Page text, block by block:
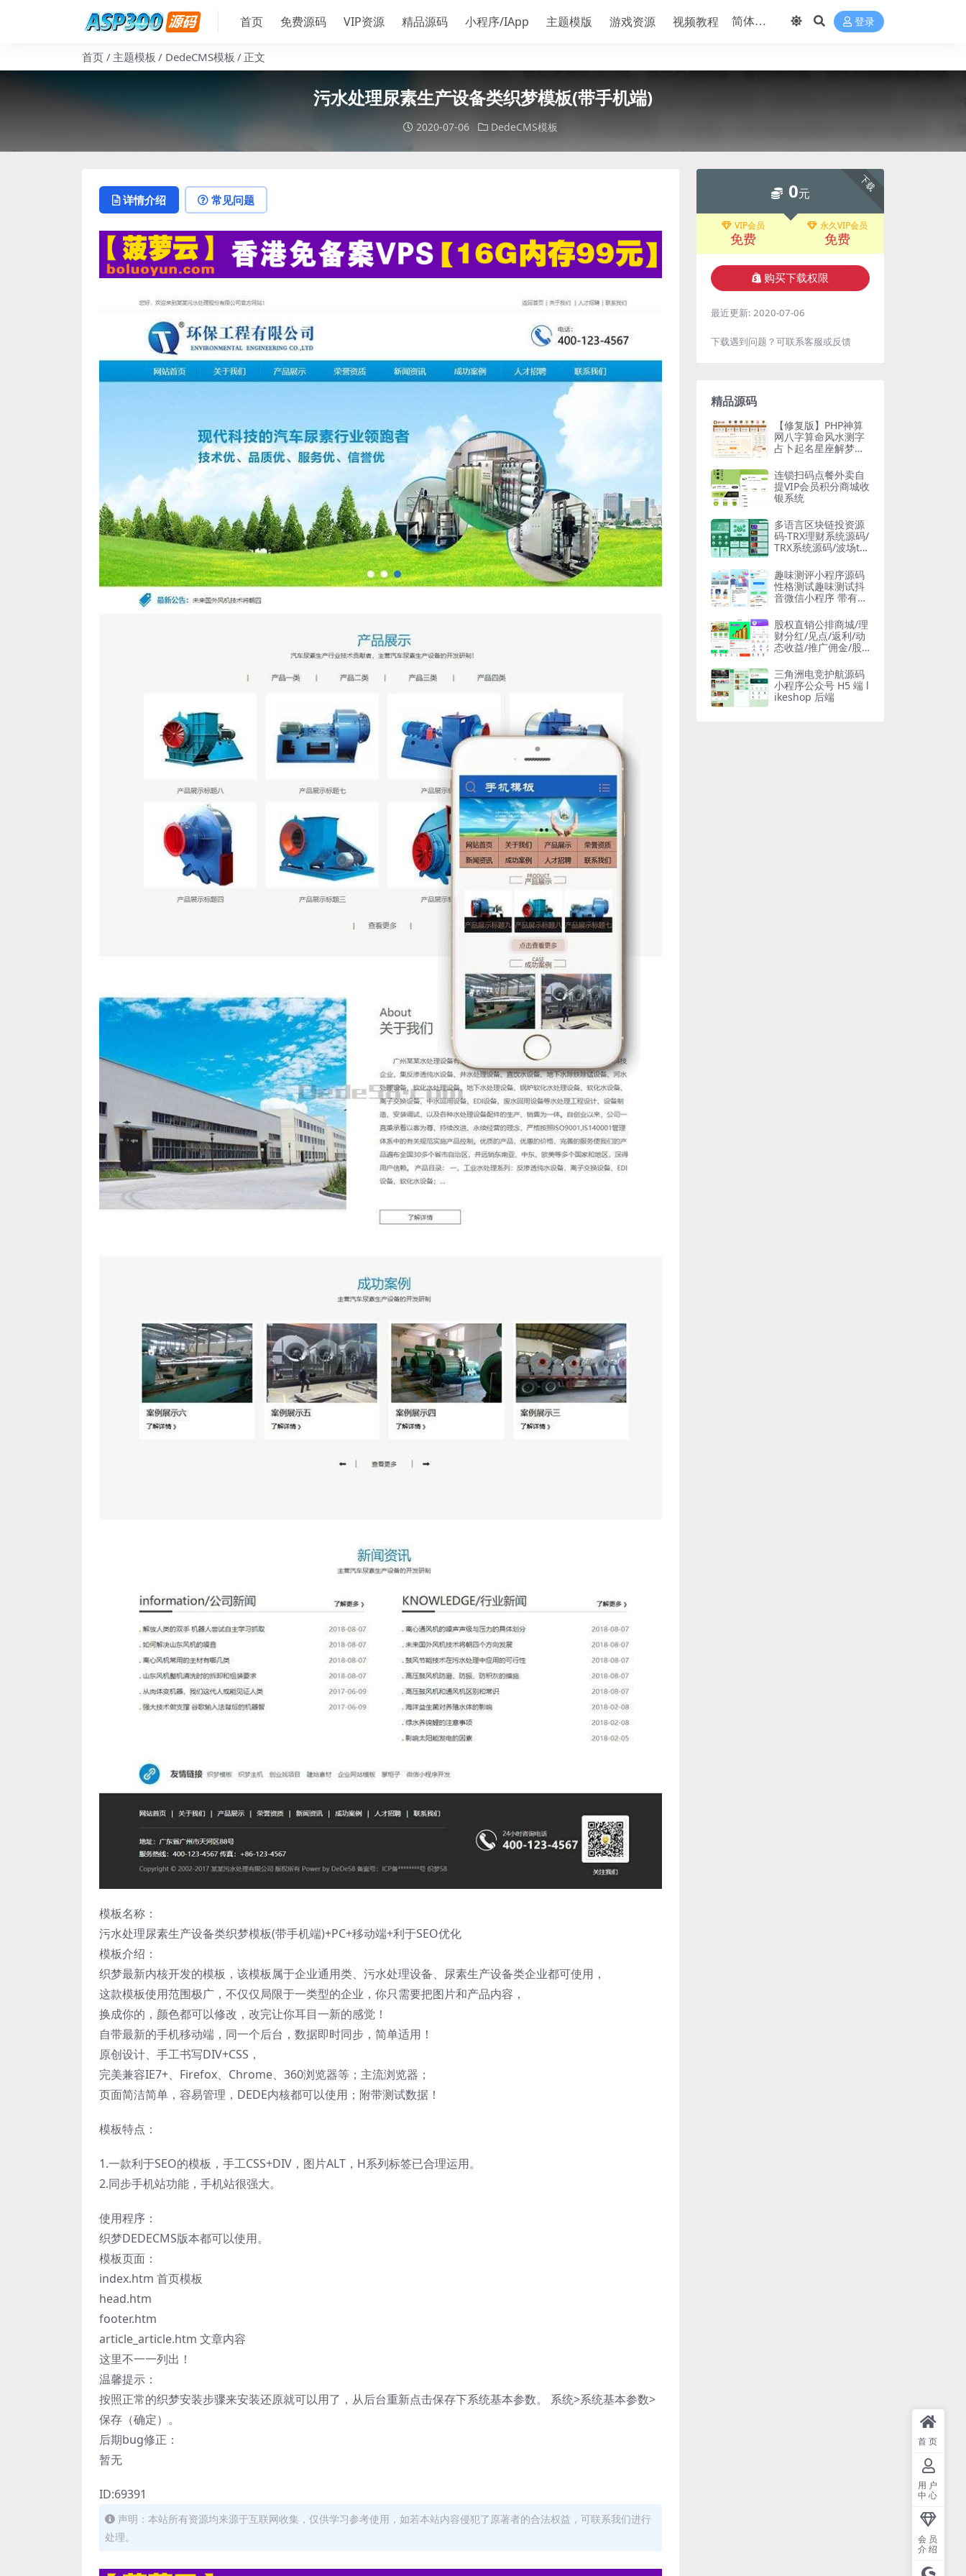
首页 免费源码 VIP资源 精品源码 小程序/IApp 主题模版 游戏资源 视频教程 登录
首页 主题模板 DedeCMS模板 正文
污水处理尿素生产设备类织梦模板(带手机端)
2020-07-06 DedeCMS模板
详情介绍 常见问题
模板名称：
污水处理尿素生产设备类织梦模板(带手机端)+PC+移动端+利于SEO优化
模板介绍：
织梦最新内核开发的模板，该模板属于企业通用类、污水处理设备、尿素生产设备类企业都可使用，
这款模板使用范围极广，不仅仅局限于一类型的企业，你只需要把图片和产品内容，
换成你的，颜色都可以修改，改完让你耳目一新的感觉！
自带最新的手机移动端，同一个后台，数据即时同步，简单适用！
原创设计、手工书写DIV+CSS，
完美兼容IE7+、Firefox、Chrome、360浏览器等；主流浏览器；
页面简洁简单，容易管理，DEDE内核都可以使用；附带测试数据！
模板特点：
1.一款利于SEO的模板，手工CSS+DIV，图片ALT，H系列标签已合理运用。
2.同步手机站功能，手机站很强大。
使用程序：
织梦DEDECMS版本都可以使用。
模板页面：
index.htm 首页模板
head.htm
footer.htm
article_article.htm 文章内容
这里不一一列出！
温馨提示：
按照正常的织梦安装步骤来安装还原就可以用了，从后台重新点击保存下系统基本参数。 系统>系统基本参数>
保存（确定）。
后期bug修正：
暂无
ID:69391
声明：本站所有资源均来源于互联网收集，仅供学习参考使用，如若本站内容侵犯了原著者的合法权益，可联系我们进行
处理。
下载
0元
VIP会员
免费
永久VIP会员
免费
购买下载权限
最近更新: 2020-07-06
下载遇到问题？可联系客服或反馈
精品源码
【修复版】PHP神算
网八字算命风水测字
占卜起名星座解梦周
码
连锁扫码点餐外卖自
提VIP会员积分商城收
银系统
多语言区块链投资源
码-TRX理财系统源码/
TRX系统源码/波场trx
趣味测评小程序源码
性格测试趣味测试抖
音微信小程序 带有流
股权直销公排商城/理
财分红/见点/返利/动
态收益/推广佣金/股
三角洲电竞护航源码
小程序公众号 H5 端 l
ikeshop 后端
首页
用户
中心
会员
介绍